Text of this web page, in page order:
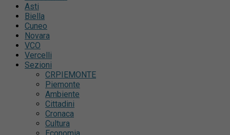
Asti
Biella
Cuneo
Novara
VCO
Vercelli
Sezioni
CRPIEMONTE
Piemonte
Ambiente
Cittadini
Cronaca
Cultura